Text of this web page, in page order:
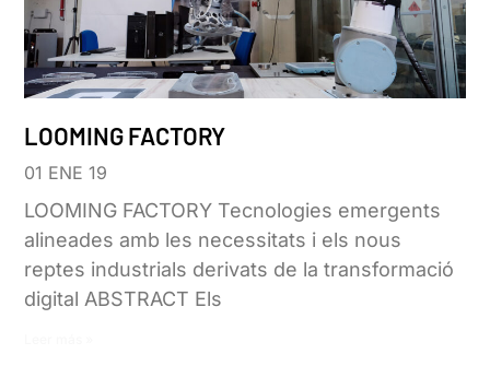
LOOMING FACTORY
01 ENE 19
LOOMING FACTORY Tecnologies emergents
alineades amb les necessitats i els nous
reptes industrials derivats de la transformació
digital ABSTRACT Els